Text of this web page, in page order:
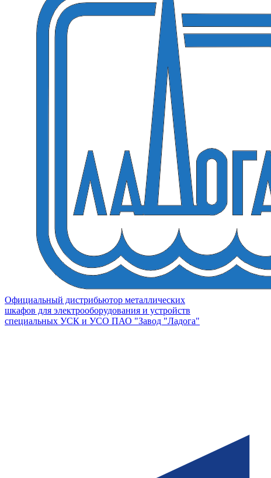
Официальный дистрибьютор металлических
шкафов для электрооборудования и устройств
специальных УСК и УСО ПАО "Завод "Ладога"